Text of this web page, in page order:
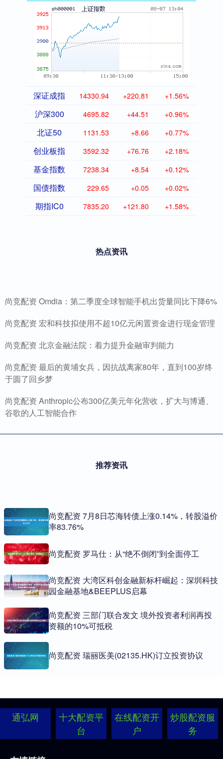
深证成指 14330.94 +220.81 +1.56%
沪深300 4695.82 +44.51 +0.96%
北证50 1131.53 +8.66 +0.77%
创业板指 3592.32 +76.76 +2.18%
基金指数 7238.34 +8.54 +0.12%
国债指数 229.65 +0.05 +0.02%
期指IC0 7835.20 +121.80 +1.58%
热点资讯
尚竞配资 Omdia：第二季度全球智能手机出货量同比下降6%
尚竞配资 宏和科技拟使用不超10亿元闲置资金进行现金管理
尚竞配资 北京金融法院：着力提升金融审判能力
尚竞配资 最后的黄埔女兵，因抗战离家80年，直到100岁终
于圆了回乡梦
尚竞配资 Anthropic公布300亿美元年化营收，扩大与博通、
谷歌的人工智能合作
推荐资讯
尚竞配资 7月8日芯海转债上涨0.14%，转股溢价
率83.76%
尚竞配资 罗马仕：从“绝不倒闭”到全面停工
尚竞配资 大湾区科创金融新标杆崛起：深圳科技
园金融基地&BEEPLUS启幕
尚竞配资 三部门联合发文 境外投资者利润再投
资额的10%可抵税
尚竞配资 瑞丽医美(02135.HK)订立投资协议
通弘网
十大配资平
台
在线配资开
户
炒股配资服
务